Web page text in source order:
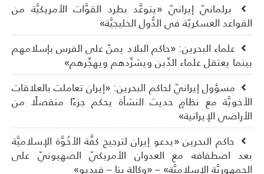
برلمانيّ إيرانيّ «يتوعَّد بطرد القوَّات الأمريكيَّة من
العسكريّة في الدُّول الخليجيَّة»
علماء البحرين: «حاكم البلاد يمنّ على الفرس بإسلامهم
يعتقل علماء الدِّين ويشرِّدهم ويهجِّرهم»
مسؤول إيرانيّ لحاكم البحرين: «إيران تعاملت بالعلاقات
مع نظامٍ حديث النشأة يحكم جزءًا منفصلًا من
الإيرانية»
حاكم البحرين «يدعو إيران لترجيح كفَّة الأخُوَّة الإسلاميَّة
اصطفافه مع العدوان الأمريكيّ الصهيونيّ على
الإسلاميَّة» – «وكالة بنا – فيديو»